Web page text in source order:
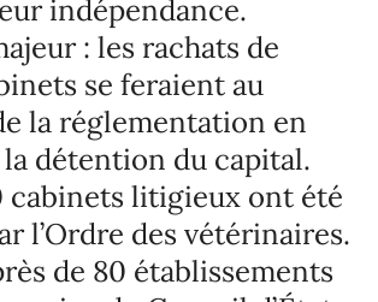
indépendance.
: les rachats de
se feraient au
la réglementation en
détention du capital.
cabinets litigieux ont été
l’Ordre des vétérinaires.
de 80 établissements